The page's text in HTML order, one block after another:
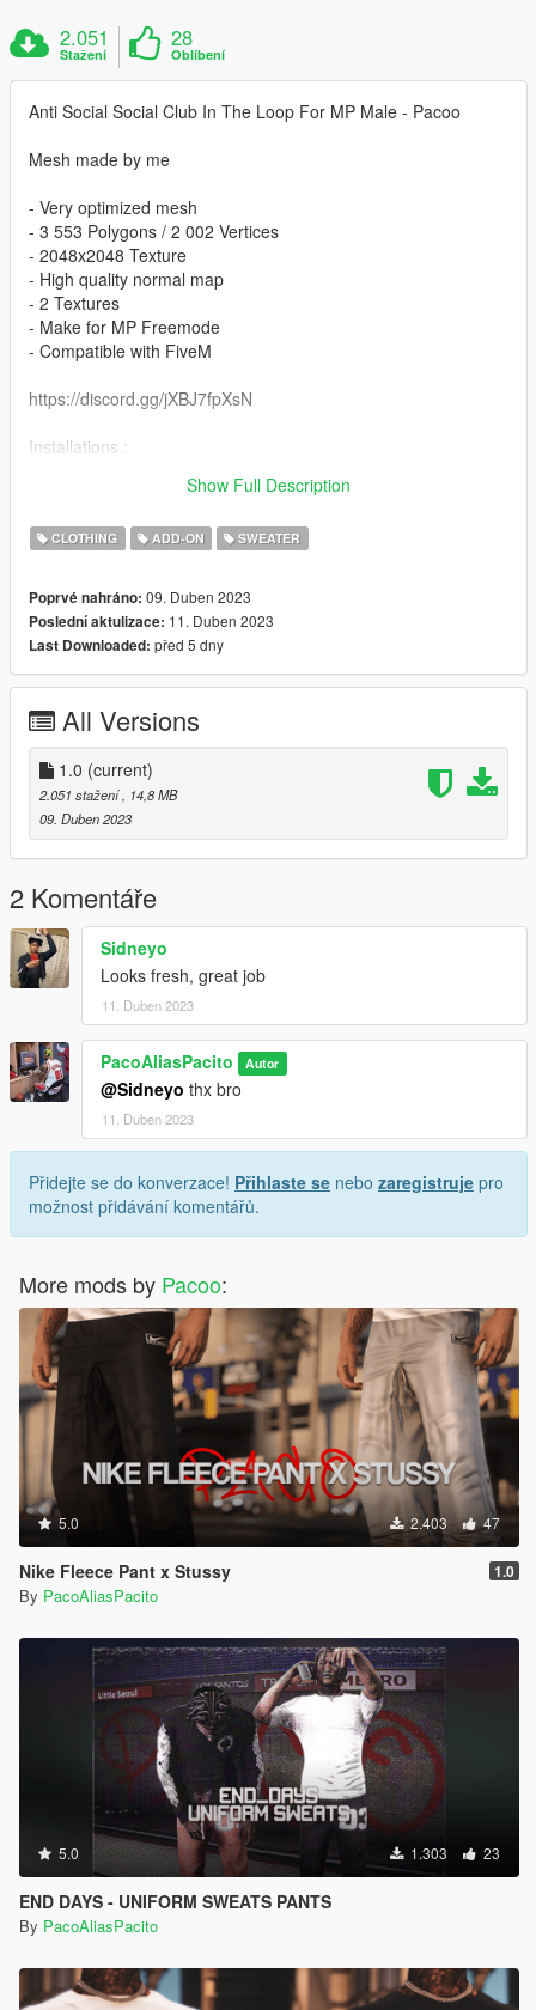
2.051
Stažení
28
Oblíbení
Anti Social Social Club In The Loop For MP Male - Pacoo
Mesh made by me
- Very optimized mesh
- 3 553 Polygons / 2 002 Vertices
- 2048x2048 Texture
- High quality normal map
- 2 Textures
- Make for MP Freemode
- Compatible with FiveM
https://discord.gg/jXBJ7fpXsN
Installations :
https://fr.gta5-mods.com/misc/mpclothes-addon-clothing-slots
Show Full Description
CLOTHING ADD-ON SWEATER
Poprvé nahráno: 09. Duben 2023
Poslední aktulizace: 11. Duben 2023
Last Downloaded: před 5 dny
All Versions
1.0 (current)
2.051 stažení , 14,8 MB
09. Duben 2023
2 Komentáře
Sidneyo
Looks fresh, great job
11. Duben 2023
PacoAliasPacito Autor
@Sidneyo thx bro
11. Duben 2023
Přidejte se do konverzace! Přihlaste se nebo zaregistruje pro
možnost přidávání komentářů.
More mods by Pacoo:
5.0 2.403 47
Nike Fleece Pant x Stussy 1.0
By PacoAliasPacito
5.0 1.303 23
END DAYS - UNIFORM SWEATS PANTS
By PacoAliasPacito